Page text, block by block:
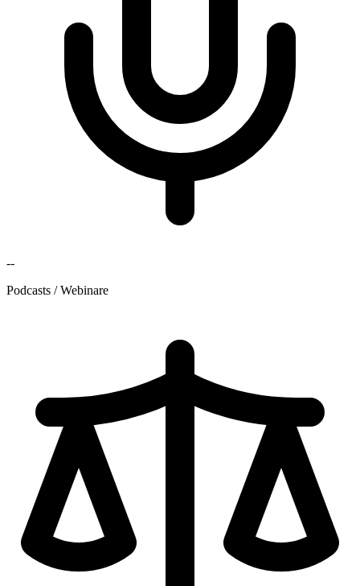
--
Podcasts / Webinare